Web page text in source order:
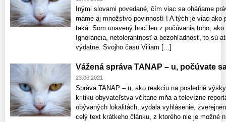
Inými slovami povedané, čím viac sa oháňame
máme aj množstvo povinností ! A tých je viac ako
taká. Som unavený hoci len z počúvania toho,
Ignorancia, netolerantnosť a bezohľadnosť, to sú
výdatne. Svojho času Viliam [...]
Vážená správa TANAP – u, počúvate
23.06.2021
Správa TANAP – u, ako reakciu na posledné
kritiku obyvateľstva včítane mňa a televízne
obývaných lokalitách, vydala vyhlásenie,
celý text krátkeho článku, z ktorého nie je možné